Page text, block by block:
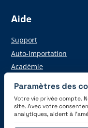
Aide
Support
Auto-Importation
Académie
Obtenez
Paramètres des
Votre vie privée compte.
site. Avec votre
analytiques, aident à